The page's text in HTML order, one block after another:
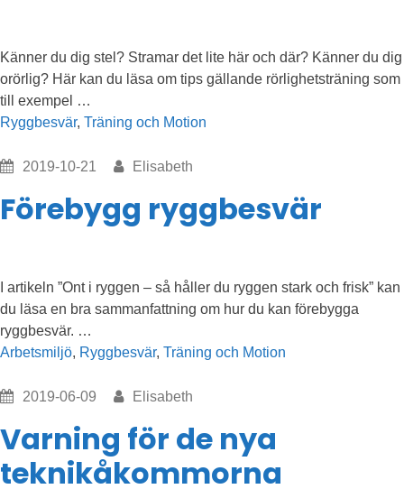
Känner du dig stel? Stramar det lite här och där? Känner du dig
orörlig? Här kan du läsa om tips gällande rörlighetsträning som
till exempel …
på
Ryggbesvär, Träning och Motion
2019-10-21 Elisabeth
Förebygg ryggbesvär
I artikeln ”Ont i ryggen – så håller du ryggen stark och frisk” kan
du läsa en bra sammanfattning om hur du kan förebygga
ryggbesvär. …
ryggbesvär”
Arbetsmiljö, Ryggbesvär, Träning och Motion
2019-06-09 Elisabeth
Varning för de nya
teknikåkommorna